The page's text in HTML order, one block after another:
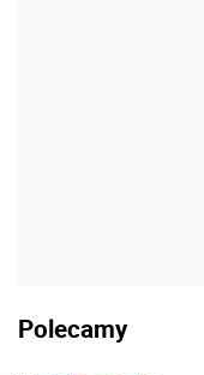
Polecamy